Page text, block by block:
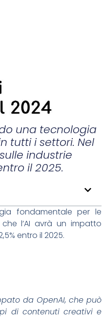
una tecnologia
tutti i settori. Nel
industrie
il 2025.
fondamentale per le
l’AI avrà un impatto
entro il 2025.
da OpenAI, che può
di contenuti creativi e